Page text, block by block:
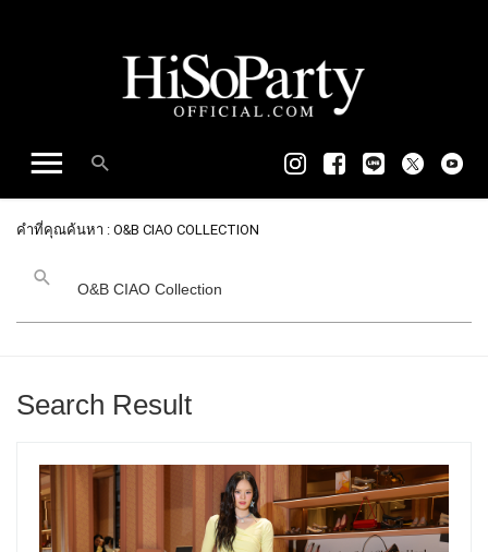
คำที่คุณค้นหา : O&B CIAO COLLECTION
Search Result